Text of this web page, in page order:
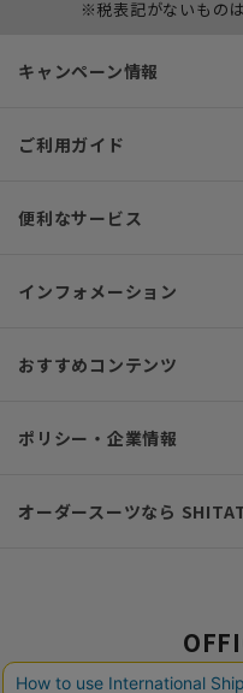
※税表記がないもの
キャンペーン情報
ご利用ガイド
便利なサービス
インフォメーション
おすすめコンテンツ
ポリシー・企業情報
オーダースーツなら